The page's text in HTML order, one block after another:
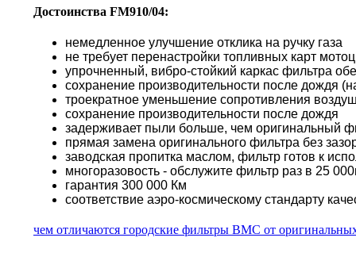
Достоинства FM910/04:
немедленное улучшение отклика на ручку газа
не требует перенастройки топливных карт
упрочненный, вибро-стойкий каркас фильтра
сохранение производительности после дождя
троекратное уменьшение сопротивления
сохранение производительности после дождя
задерживает пыли больше, чем оригинальный
прямая замена оригинального фильтра без
заводская пропитка маслом, фильтр готов к
многоразовость - обслужите фильтр раз в 25
гарантия 300 000 Км
соответствие аэро-космическому стандарту
чем отличаются городские фильтры BMC от